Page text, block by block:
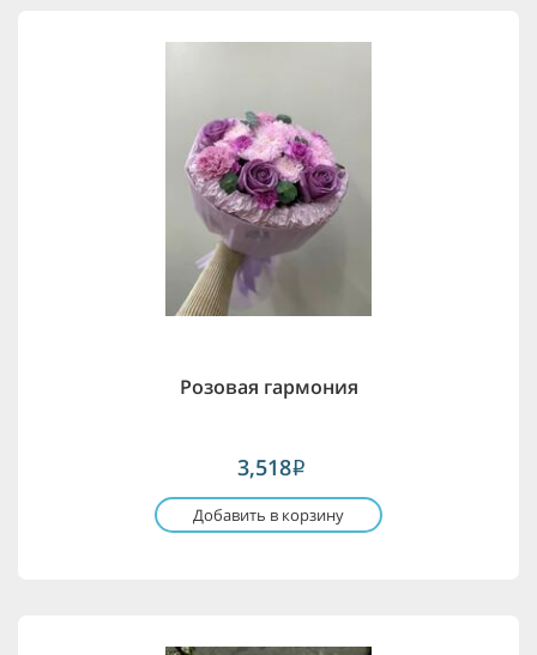
Розовая гармония
3,518i
Добавить в корзину